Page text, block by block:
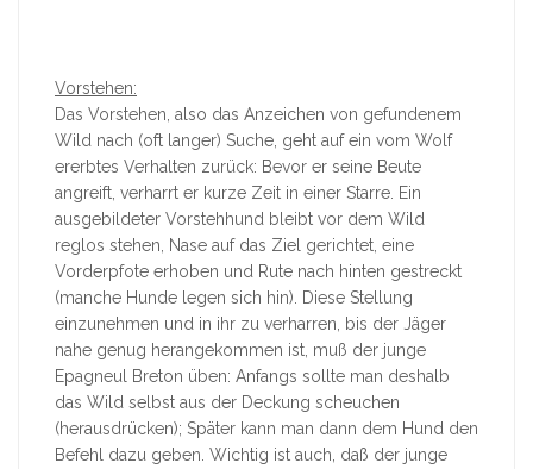
Vorstehen:
Das Vorstehen, also das Anzeichen von gefundenem
Wild nach (oft langer) Suche, geht auf ein vom Wolf
ererbtes Verhalten zurück: Bevor er seine Beute
angreift, verharrt er kurze Zeit in einer Starre. Ein
ausgebildeter Vorstehhund bleibt vor dem Wild
reglos stehen, Nase auf das Ziel gerichtet, eine
Vorderpfote erhoben und Rute nach hinten gestreckt
(manche Hunde legen sich hin). Diese Stellung
einzunehmen und in ihr zu verharren, bis der Jäger
nahe genug herangekommen ist, muß der junge
Epagneul Breton üben: Anfangs sollte man deshalb
das Wild selbst aus der Deckung scheuchen
(herausdrücken); Später kann man dann dem Hund den
Befehl dazu geben. Wichtig ist auch, daß der junge